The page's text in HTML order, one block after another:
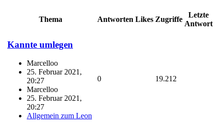
Thema Antworten Likes Zugriffe
Letzte
Antwort
Kannte umlegen
Marcelloo
25. Februar 2021,
20:27
Marcelloo
25. Februar 2021,
20:27
Allgemein zum Leon
0 19.212